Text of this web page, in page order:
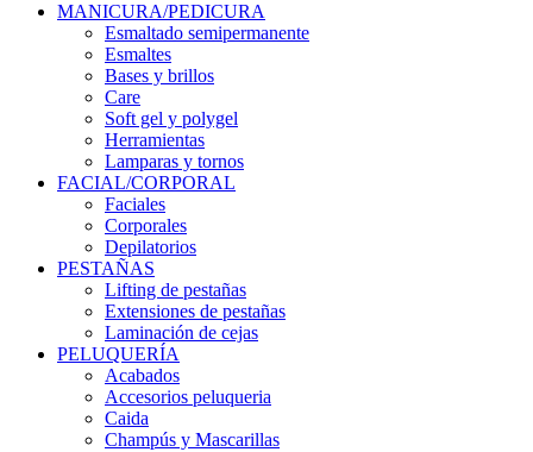
MANICURA/PEDICURA
Esmaltado semipermanente
Esmaltes
Bases y brillos
Care
Soft gel y polygel
Herramientas
Lamparas y tornos
FACIAL/CORPORAL
Faciales
Corporales
Depilatorios
PESTAÑAS
Lifting de pestañas
Extensiones de pestañas
Laminación de cejas
PELUQUERÍA
Acabados
Accesorios peluqueria
Caida
Champús y Mascarillas